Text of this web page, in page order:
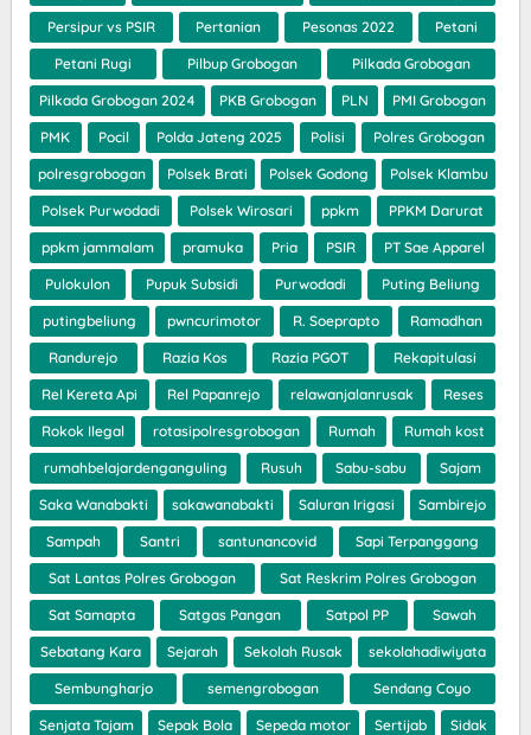
Persipur vs PSIR Pertanian Pesonas 2022 Petani
Petani Rugi Pilbup Grobogan Pilkada Grobogan
Pilkada Grobogan 2024 PKB Grobogan PLN PMI Grobogan
PMK Pocil Polda Jateng 2025 Polisi Polres Grobogan
polresgrobogan Polsek Brati Polsek Godong Polsek Klambu
Polsek Purwodadi Polsek Wirosari ppkm PPKM Darurat
ppkm jammalam pramuka Pria PSIR PT Sae Apparel
Pulokulon Pupuk Subsidi Purwodadi Puting Beliung
putingbeliung pwncurimotor R. Soeprapto Ramadhan
Randurejo Razia Kos Razia PGOT Rekapitulasi
Rel Kereta Api Rel Papanrejo relawanjalanrusak Reses
Rokok Ilegal rotasipolresgrobogan Rumah Rumah kost
rumahbelajardenganguling Rusuh Sabu-sabu Sajam
Saka Wanabakti sakawanabakti Saluran Irigasi Sambirejo
Sampah Santri santunancovid Sapi Terpanggang
Sat Lantas Polres Grobogan Sat Reskrim Polres Grobogan
Sat Samapta Satgas Pangan Satpol PP Sawah
Sebatang Kara Sejarah Sekolah Rusak sekolahadiwiyata
Sembungharjo semengrobogan Sendang Coyo
Senjata Tajam Sepak Bola Sepeda motor Sertijab Sidak